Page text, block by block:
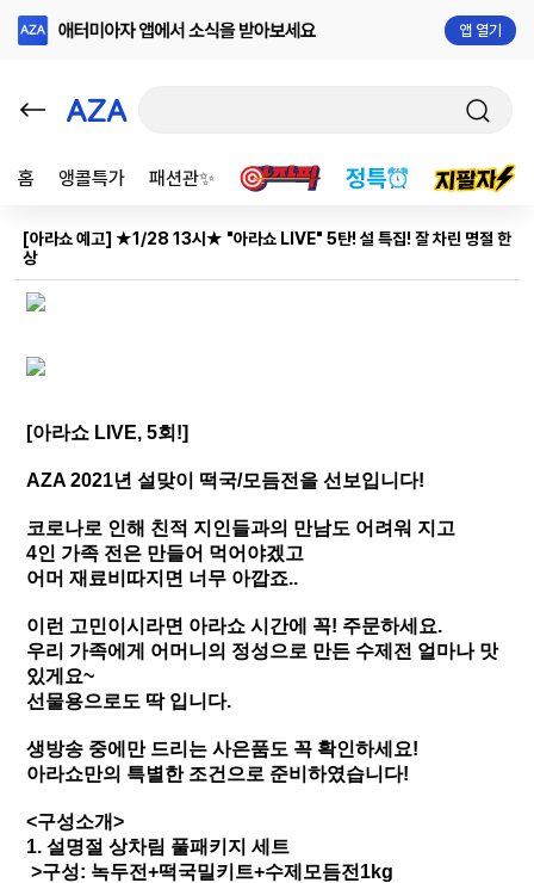
앱 열기
홈 앵콜특가 패션관✨
[아라쇼 예고] ★1/28 13시★ "아라쇼 LIVE" 5탄! 설 특집! 잘 차린 명절 한
상
[아라쇼 LIVE, 5회!]
AZA 2021년 설맞이 떡국/모듬전을 선보입니다! ​
코로나로 인해 친적 지인들과의 만남도 어려워 지고
4인 가족 전은 만들어 먹어야겠고
어머 재료비따지면 너무 아깝죠..
이런 고민이시라면 아라쇼 시간에 꼭! 주문하세요.
우리 가족에게 어머니의 정성으로 만든 수제전 얼마나 맛
있게요~
선물용으로도 딱 입니다.
생방송 중에만 드리는 사은품도 꼭 확인하세요!
아라쇼만의 특별한 조건으로 준비하였습니다!​
<구성소개>
1. 설명절 상차림 풀패키지 세트
>구성: 녹두전+떡국밀키트+수제모듬전1kg